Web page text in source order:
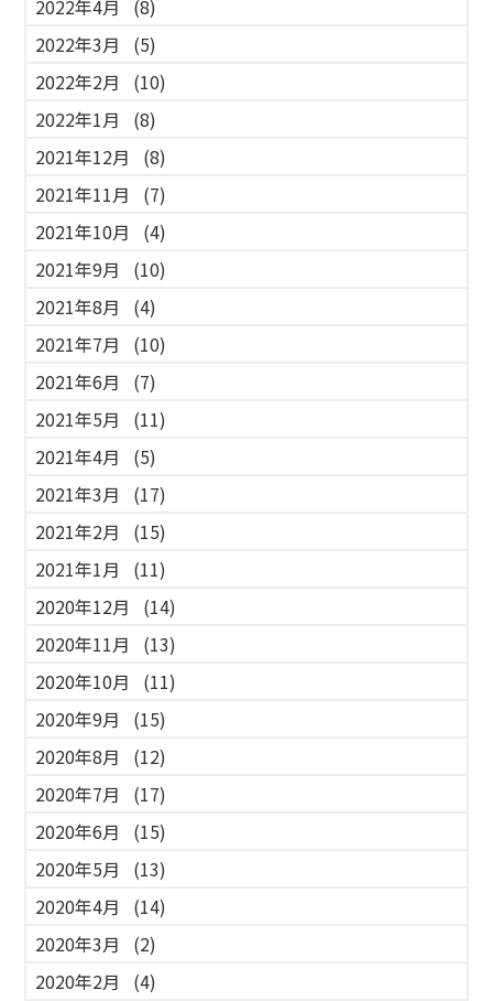
2022年4月
(8)
2022年3月
(5)
2022年2月
(10)
2022年1月
(8)
2021年12月
(8)
2021年11月
(7)
2021年10月
(4)
2021年9月
(10)
2021年8月
(4)
2021年7月
(10)
2021年6月
(7)
2021年5月
(11)
2021年4月
(5)
2021年3月
(17)
2021年2月
(15)
2021年1月
(11)
2020年12月
(14)
2020年11月
(13)
2020年10月
(11)
2020年9月
(15)
2020年8月
(12)
2020年7月
(17)
2020年6月
(15)
2020年5月
(13)
2020年4月
(14)
2020年3月
(2)
2020年2月
(4)